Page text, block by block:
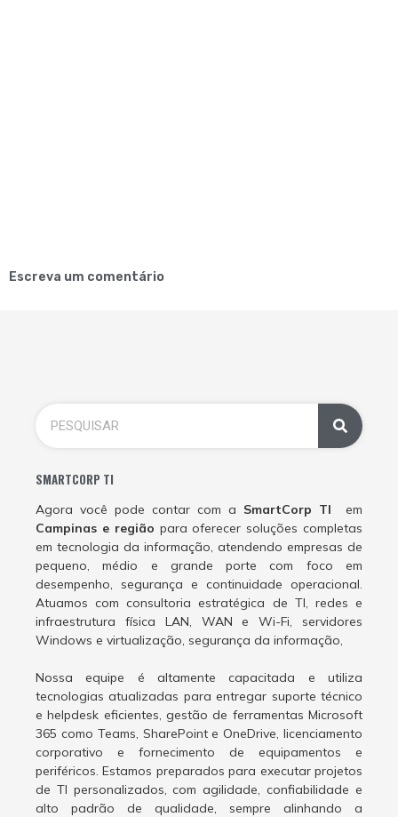
Escreva um comentário
SMARTCORP TI
Agora você pode contar com a SmartCorp TI em
Campinas e região para oferecer soluções completas
em tecnologia da informação, atendendo empresas de
pequeno, médio e grande porte com foco em
desempenho, segurança e continuidade operacional.
Atuamos com consultoria estratégica de TI, redes e
infraestrutura física LAN, WAN e Wi-Fi, servidores
Windows e virtualização, segurança da informação,
Nossa equipe é altamente capacitada e utiliza
tecnologias atualizadas para entregar suporte técnico
e helpdesk eficientes, gestão de ferramentas Microsoft
365 como Teams, SharePoint e OneDrive, licenciamento
corporativo e fornecimento de equipamentos e
periféricos. Estamos preparados para executar projetos
de TI personalizados, com agilidade, confiabilidade e
alto padrão de qualidade, sempre alinhando a